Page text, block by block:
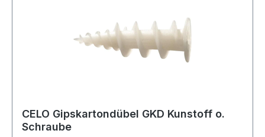
CELO Gipskartondübel GKD Kunstoff o.
Schraube